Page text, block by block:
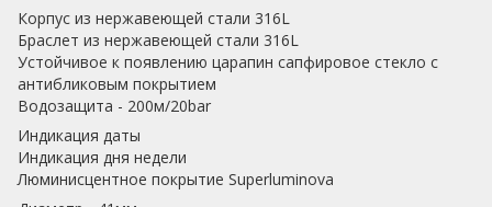
Корпус из нержавеющей стали 316L
Браслет из нержавеющей стали 316L
Устойчивое к появлению царапин сапфировое стекло с
антибликовым покрытием
Водозащита - 200м/20bar
Индикация даты
Индикация дня недели
Люминисцентное покрытие Superluminova